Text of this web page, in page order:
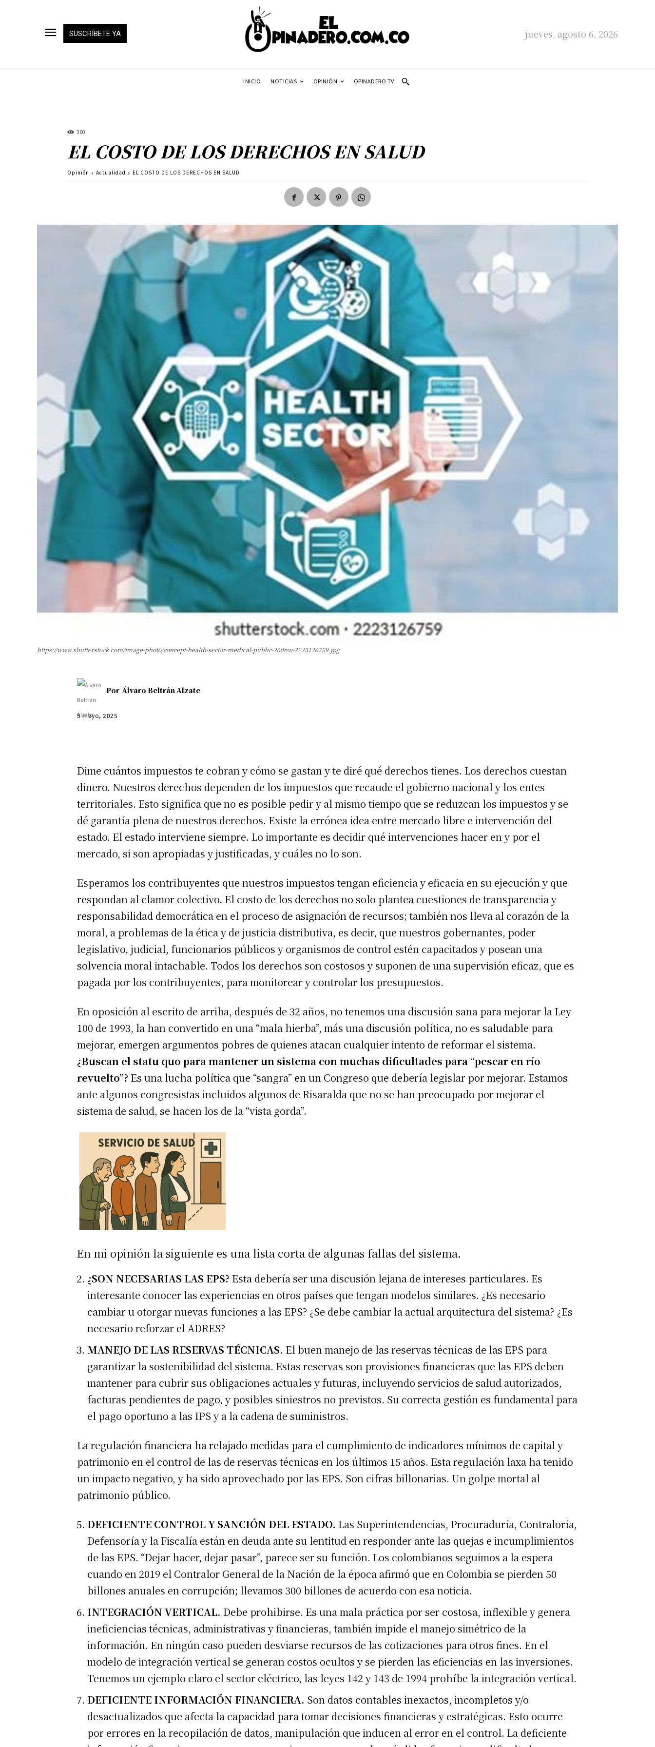
SUSCRÍBETE YA jueves, agosto 6, 2026
INICIO NOTICIAS OPINIÓN OPINADERO TV
360
EL COSTO DE LOS DERECHOS EN SALUD
Opinión Actualidad EL COSTO DE LOS DERECHOS EN SALUD
https://www.shutterstock.com/image-photo/concept-health-sector-medical-public-260nw-2223126759.jpg
Por Álvaro Beltrán Alzate
5 mayo, 2025
Dime cuántos impuestos te cobran y cómo se gastan y te diré qué derechos tienes. Los derechos cuestan
dinero. Nuestros derechos dependen de los impuestos que recaude el gobierno nacional y los entes
territoriales. Esto significa que no es posible pedir y al mismo tiempo que se reduzcan los impuestos y se
dé garantía plena de nuestros derechos. Existe la errónea idea entre mercado libre e intervención del
estado. El estado interviene siempre. Lo importante es decidir qué intervenciones hacer en y por el
mercado, si son apropiadas y justificadas, y cuáles no lo son.
Esperamos los contribuyentes que nuestros impuestos tengan eficiencia y eficacia en su ejecución y que
respondan al clamor colectivo. El costo de los derechos no solo plantea cuestiones de transparencia y
responsabilidad democrática en el proceso de asignación de recursos; también nos lleva al corazón de la
moral, a problemas de la ética y de justicia distributiva, es decir, que nuestros gobernantes, poder
legislativo, judicial, funcionarios públicos y organismos de control estén capacitados y posean una
solvencia moral intachable. Todos los derechos son costosos y suponen de una supervisión eficaz, que es
pagada por los contribuyentes, para monitorear y controlar los presupuestos.
En oposición al escrito de arriba, después de 32 años, no tenemos una discusión sana para mejorar la Ley
100 de 1993, la han convertido en una “mala hierba”, más una discusión política, no es saludable para
mejorar, emergen argumentos pobres de quienes atacan cualquier intento de reformar el sistema.
¿Buscan el statu quo para mantener un sistema con muchas dificultades para “pescar en río
revuelto”? Es una lucha política que “sangra” en un Congreso que debería legislar por mejorar. Estamos
ante algunos congresistas incluidos algunos de Risaralda que no se han preocupado por mejorar el
sistema de salud, se hacen los de la “vista gorda”.
En mi opinión la siguiente es una lista corta de algunas fallas del sistema.
¿SON NECESARIAS LAS EPS? Esta debería ser una discusión lejana de intereses particulares. Es
interesante conocer las experiencias en otros países que tengan modelos similares. ¿Es necesario
cambiar u otorgar nuevas funciones a las EPS? ¿Se debe cambiar la actual arquitectura del sistema? ¿Es
necesario reforzar el ADRES?
MANEJO DE LAS RESERVAS TÉCNICAS. El buen manejo de las reservas técnicas de las EPS para
garantizar la sostenibilidad del sistema. Estas reservas son provisiones financieras que las EPS deben
mantener para cubrir sus obligaciones actuales y futuras, incluyendo servicios de salud autorizados,
facturas pendientes de pago, y posibles siniestros no previstos. Su correcta gestión es fundamental para
el pago oportuno a las IPS y a la cadena de suministros.
La regulación financiera ha relajado medidas para el cumplimiento de indicadores mínimos de capital y
patrimonio en el control de las de reservas técnicas en los últimos 15 años. Esta regulación laxa ha tenido
un impacto negativo, y ha sido aprovechado por las EPS. Son cifras billonarias. Un golpe mortal al
patrimonio público.
DEFICIENTE CONTROL Y SANCIÓN DEL ESTADO. Las Superintendencias, Procuraduría, Contraloría,
Defensoría y la Fiscalía están en deuda ante su lentitud en responder ante las quejas e incumplimientos
de las EPS. “Dejar hacer, dejar pasar”, parece ser su función. Los colombianos seguimos a la espera
cuando en 2019 el Contralor General de la Nación de la época afirmó que en Colombia se pierden 50
billones anuales en corrupción; llevamos 300 billones de acuerdo con esa noticia.
INTEGRACIÓN VERTICAL. Debe prohibirse. Es una mala práctica por ser costosa, inflexible y genera
ineficiencias técnicas, administrativas y financieras, también impide el manejo simétrico de la
información. En ningún caso pueden desviarse recursos de las cotizaciones para otros fines. En el
modelo de integración vertical se generan costos ocultos y se pierden las eficiencias en las inversiones.
Tenemos un ejemplo claro el sector eléctrico, las leyes 142 y 143 de 1994 prohíbe la integración vertical.
DEFICIENTE INFORMACIÓN FINANCIERA. Son datos contables inexactos, incompletos y/o
desactualizados que afecta la capacidad para tomar decisiones financieras y estratégicas. Esto ocurre
por errores en la recopilación de datos, manipulación que inducen al error en el control. La deficiente